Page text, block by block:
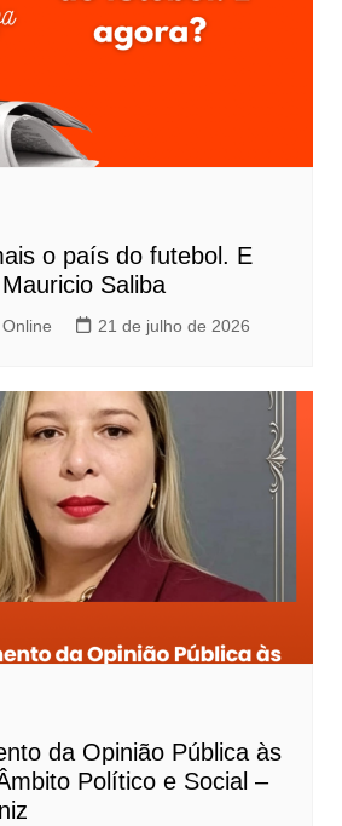
o país do futebol. E
Saliba
21 de julho de 2026
da Opinião Pública às
Político e Social –